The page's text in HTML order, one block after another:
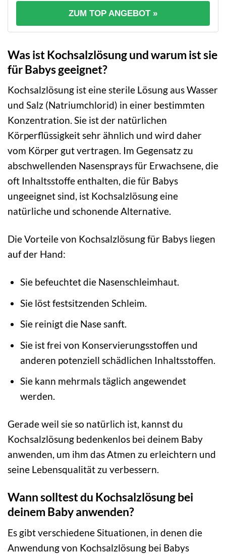
ZUM TOP ANGEBOT »
Was ist Kochsalzlösung und warum ist sie
für Babys geeignet?
Kochsalzlösung ist eine sterile Lösung aus Wasser
und Salz (Natriumchlorid) in einer bestimmten
Konzentration. Sie ist der natürlichen
Körperflüssigkeit sehr ähnlich und wird daher
vom Körper gut vertragen. Im Gegensatz zu
abschwellenden Nasensprays für Erwachsene, die
oft Inhaltsstoffe enthalten, die für Babys
ungeeignet sind, ist Kochsalzlösung eine
natürliche und schonende Alternative.
Die Vorteile von Kochsalzlösung für Babys liegen
auf der Hand:
Sie befeuchtet die Nasenschleimhaut.
Sie löst festsitzenden Schleim.
Sie reinigt die Nase sanft.
Sie ist frei von Konservierungsstoffen und
anderen potenziell schädlichen Inhaltsstoffen.
Sie kann mehrmals täglich angewendet
werden.
Gerade weil sie so natürlich ist, kannst du
Kochsalzlösung bedenkenlos bei deinem Baby
anwenden, um ihm das Atmen zu erleichtern und
seine Lebensqualität zu verbessern.
Wann solltest du Kochsalzlösung bei
deinem Baby anwenden?
Es gibt verschiedene Situationen, in denen die
Anwendung von Kochsalzlösung bei Babys